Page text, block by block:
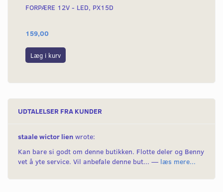
FORPÆRE 12V - LED, PX15D
159,00
Læg i kurv
UDTALELSER FRA KUNDER
staale wictor lien wrote:
Kan bare si godt om denne butikken. Flotte deler og Benny
vet å yte service. Vil anbefale denne but... — læs mere...